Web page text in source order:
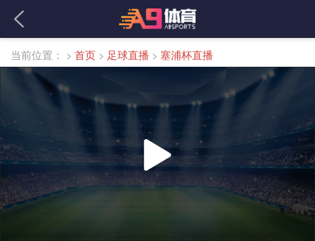
当前位置： > 首页 > 足球直播 > 塞浦杯直播